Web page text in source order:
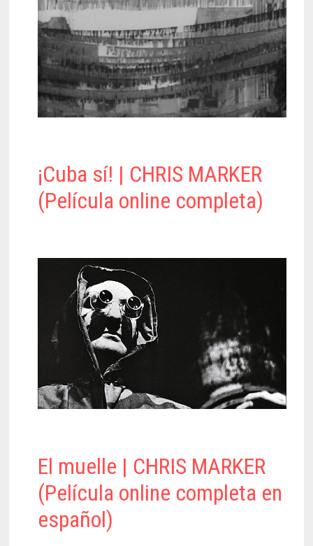
¡Cuba sí! | CHRIS MARKER
(Película online completa)
El muelle | CHRIS MARKER
(Película online completa en
español)